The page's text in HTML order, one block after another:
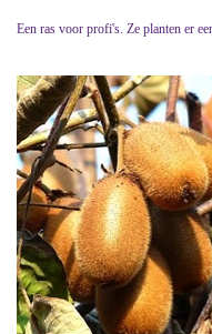
Een ras voor profi's. Ze planten er